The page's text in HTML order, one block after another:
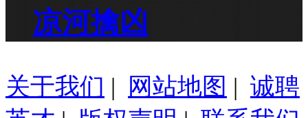
凉河擒凶
关于我们 | 网站地图 | 诚聘